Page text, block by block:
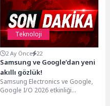
Teknoloji
2 Ay Önce 22
Samsung ve Google’dan yeni
akıllı gözlük!
Samsung Electronics ve Google,
Google I/O 2026 etkinliği